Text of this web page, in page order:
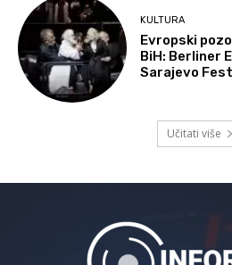
KULTURA
Evropski
BiH: Berliner
Sarajevo
Učitati više